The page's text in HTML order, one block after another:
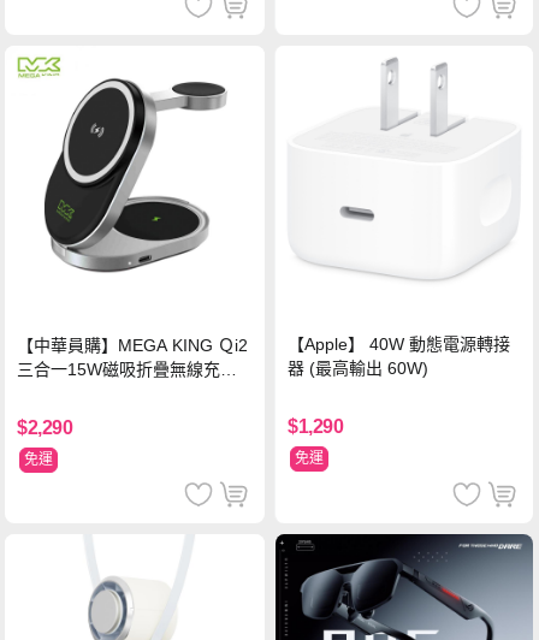
【中華員購】MEGA KING Ｑi2
三合一15W磁吸折疊無線充電
$2,290
免運
【Apple】 40W 動態電源轉接
器 (最高輸出 60W)
$1,290
免運